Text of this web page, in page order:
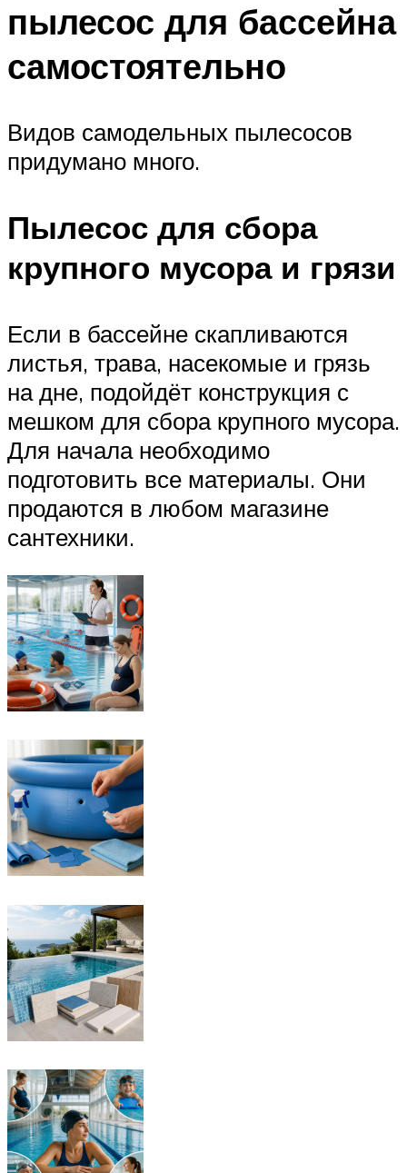
пылесос для бассейна
самостоятельно
Видов самодельных пылесосов
придумано много.
Пылесос для сбора
крупного мусора и грязи
Если в бассейне скапливаются
листья, трава, насекомые и грязь
на дне, подойдёт конструкция с
мешком для сбора крупного мусора.
Для начала необходимо
подготовить все материалы. Они
продаются в любом магазине
сантехники.